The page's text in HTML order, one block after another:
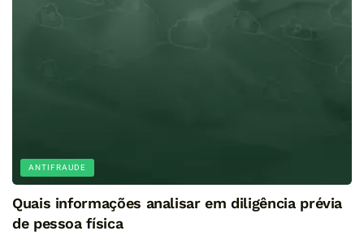
ANTIFRAUDE
Quais informações analisar em diligência prévia
de pessoa física